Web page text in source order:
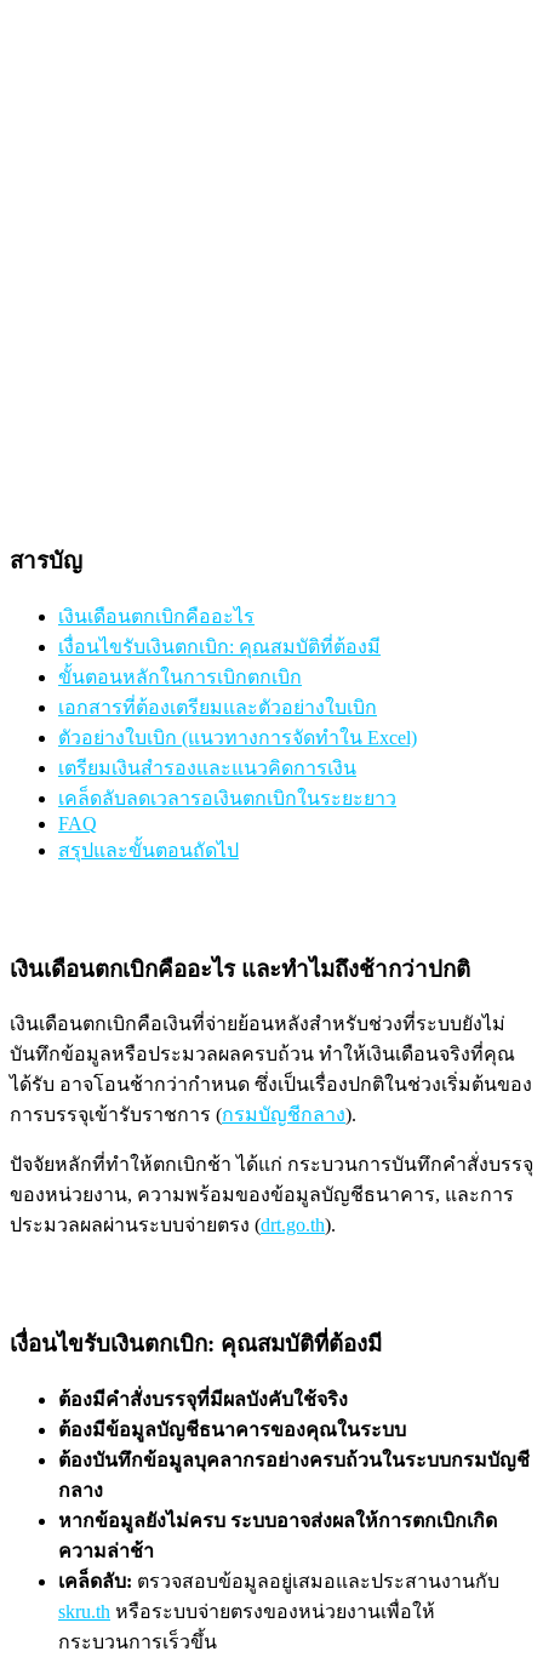
สารบัญ
เงินเดือนตกเบิกคืออะไร
เงื่อนไขรับเงินตกเบิก: คุณสมบัติที่ต้องมี
ขั้นตอนหลักในการเบิกตกเบิก
เอกสารที่ต้องเตรียมและตัวอย่างใบเบิก
ตัวอย่างใบเบิก (แนวทางการจัดทำใน Excel)
เตรียมเงินสำรองและแนวคิดการเงิน
เคล็ดลับลดเวลารอเงินตกเบิกในระยะยาว
FAQ
สรุปและขั้นตอนถัดไป
เงินเดือนตกเบิกคืออะไร และทำไมถึงช้ากว่าปกติ
เงินเดือนตกเบิกคือเงินที่จ่ายย้อนหลังสำหรับช่วงที่ระบบยังไม่
บันทึกข้อมูลหรือประมวลผลครบถ้วน ทำให้เงินเดือนจริงที่คุณ
ได้รับ อาจโอนช้ากว่ากำหนด ซึ่งเป็นเรื่องปกติในช่วงเริ่มต้นของ
การบรรจุเข้ารับราชการ (กรมบัญชีกลาง).
ปัจจัยหลักที่ทำให้ตกเบิกช้า ได้แก่ กระบวนการบันทึกคำสั่งบรรจุ
ของหน่วยงาน, ความพร้อมของข้อมูลบัญชีธนาคาร, และการ
ประมวลผลผ่านระบบจ่ายตรง (drt.go.th).
เงื่อนไขรับเงินตกเบิก: คุณสมบัติที่ต้องมี
ต้องมีคำสั่งบรรจุที่มีผลบังคับใช้จริง
ต้องมีข้อมูลบัญชีธนาคารของคุณในระบบ
ต้องบันทึกข้อมูลบุคลากรอย่างครบถ้วนในระบบกรมบัญชี
กลาง
หากข้อมูลยังไม่ครบ ระบบอาจส่งผลให้การตกเบิกเกิด
ความล่าช้า
เคล็ดลับ: ตรวจสอบข้อมูลอยู่เสมอและประสานงานกับ
skru.th หรือระบบจ่ายตรงของหน่วยงานเพื่อให้
กระบวนการเร็วขึ้น